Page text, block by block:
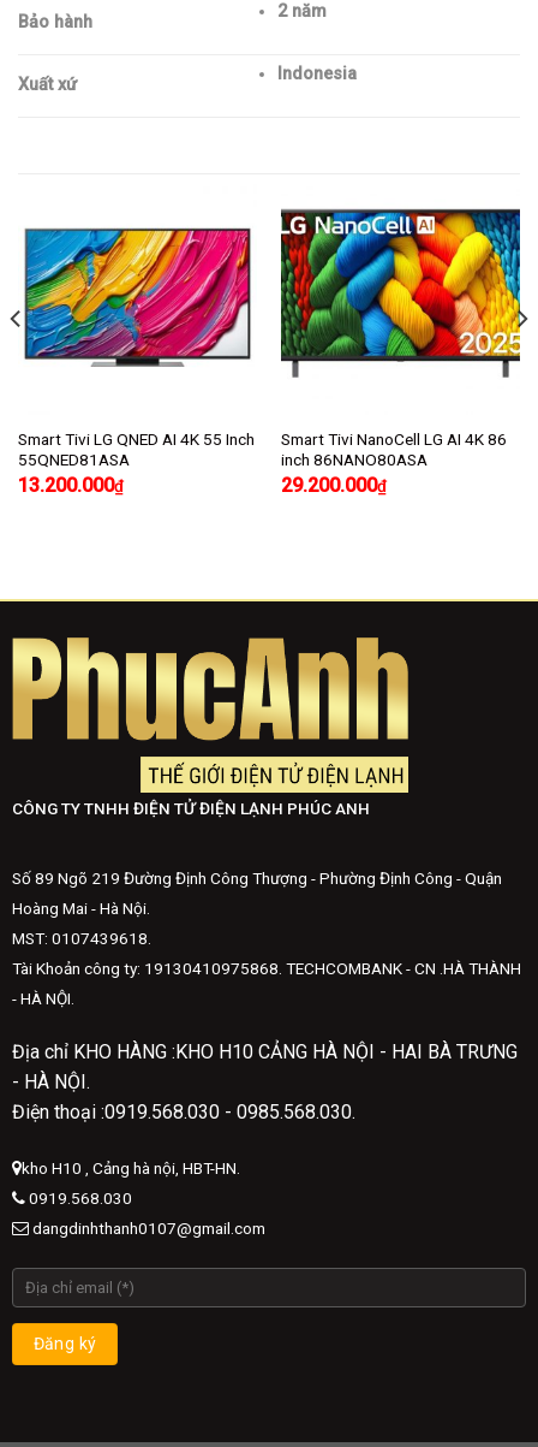
Bảo hành
2 năm
Xuất xứ
Indonesia
Smart Tivi LG QNED AI 4K 55 Inch
55QNED81ASA
13.200.000₫
Smart Tivi NanoCell LG AI 4K 86
inch 86NANO80ASA
29.200.000₫
CÔNG TY TNHH ĐIỆN TỬ ĐIỆN LẠNH PHÚC ANH
Số 89 Ngõ 219 Đường Định Công Thượng - Phường Định Công - Quận
Hoàng Mai - Hà Nội.
MST: 0107439618.
Tài Khoản công ty: 19130410975868. TECHCOMBANK - CN .HÀ THÀNH
- HÀ NỘI.
Địa chỉ KHO HÀNG :KHO H10 CẢNG HÀ NỘI - HAI BÀ TRƯNG
- HÀ NỘI.
Điện thoại :0919.568.030 - 0985.568.030.
kho H10 , Cảng hà nội, HBT-HN.
0919.568.030
dangdinhthanh0107@gmail.com